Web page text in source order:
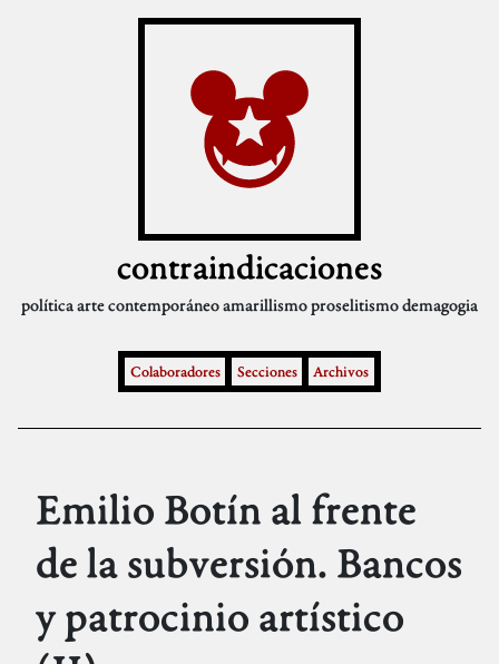
contraindicaciones
políticaarte contemporáneoamarillismoproselitismodemagogia
Colaboradores Secciones Archivos
Emilio Botín al frente
de la subversión. Bancos
y patrocinio artístico